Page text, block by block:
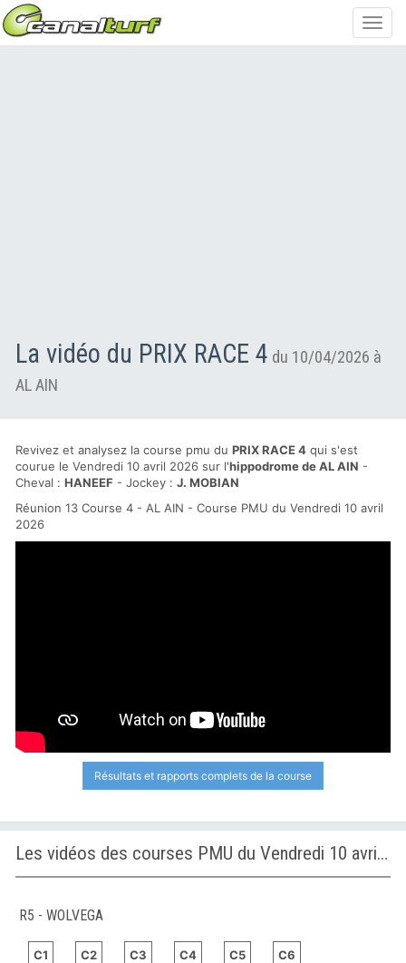
La vidéo du PRIX RACE 4 du 10/04/2026 à
AL AIN
Revivez et analysez la course pmu du PRIX RACE 4 qui s'est
courue le Vendredi 10 avril 2026 sur l'hippodrome de AL AIN -
Cheval : HANEEF - Jockey : J. MOBIAN
Réunion 13 Course 4 - AL AIN - Course PMU du Vendredi 10 avril
2026
Résultats et rapports complets de la course
Les vidéos des courses PMU du Vendredi 10 avril 2026
R5 - WOLVEGA
C1 C2 C3 C4 C5 C6